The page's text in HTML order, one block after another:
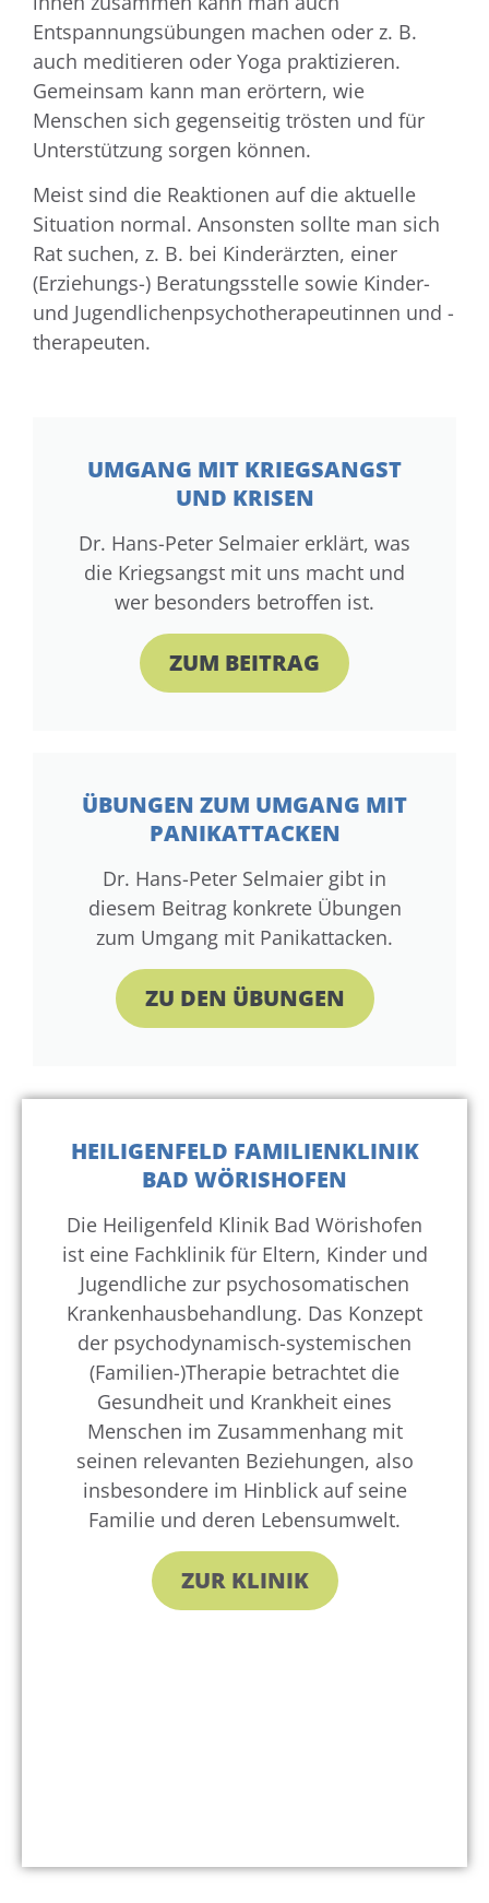
Entspannungsübungen machen oder z. B.
auch meditieren oder Yoga praktizieren.
Gemeinsam kann man erörtern, wie
Menschen sich gegenseitig trösten und für
Unterstützung sorgen können.
Meist sind die Reaktionen auf die aktuelle
Situation normal. Ansonsten sollte man sich
Rat suchen, z. B. bei Kinderärzten, einer
(Erziehungs-) Beratungsstelle sowie Kinder-
und Jugendlichenpsychotherapeutinnen und -
therapeuten.
UMGANG MIT KRIEGSANGST
UND KRISEN
Dr. Hans-Peter Selmaier erklärt, was
die Kriegsangst mit uns macht und
wer besonders betroffen ist.
ZUM BEITRAG
ÜBUNGEN ZUM UMGANG MIT
PANIKATTACKEN
Dr. Hans-Peter Selmaier gibt in
diesem Beitrag konkrete Übungen
zum Umgang mit Panikattacken.
ZU DEN ÜBUNGEN
HEILIGENFELD FAMILIENKLINIK
BAD WÖRISHOFEN
Die Heiligenfeld Klinik Bad Wörishofen
ist eine Fachklinik für Eltern, Kinder und
Jugendliche zur psychosomatischen
Krankenhausbehandlung. Das Konzept
der psychodynamisch-systemischen
(Familien-)Therapie betrachtet die
Gesundheit und Krankheit eines
Menschen im Zusammenhang mit
seinen relevanten Beziehungen, also
insbesondere im Hinblick auf seine
Familie und deren Lebensumwelt.
ZUR KLINIK